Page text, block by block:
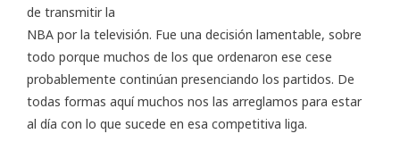
de transmitir la
NBA por la televisión. Fue una decisión lamentable, sobre
todo porque muchos de los que ordenaron ese cese
probablemente continúan presenciando los partidos. De
todas formas aquí muchos nos las arreglamos para estar
al día con lo que sucede en esa competitiva liga.